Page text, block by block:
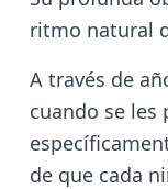
ritmo natural
A través de
cuando se
de que cada